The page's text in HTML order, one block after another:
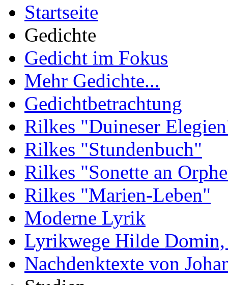
Startseite
Gedichte
Gedicht im Fokus
Mehr Gedichte...
Gedichtbetrachtung
Rilkes "Duineser
Rilkes "Stundenbuch"
Rilkes "Sonette an
Rilkes "Marien-Leben"
Moderne Lyrik
Lyrikwege Hilde
Nachdenktexte von